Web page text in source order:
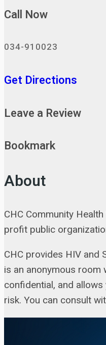
Call Now
034-910023
Get Directions
Leave a Review
Bookmark
About
CHC Community
profit public
CHC provides HIV and
is an anonymous room
confidential, and
risk. You can consult